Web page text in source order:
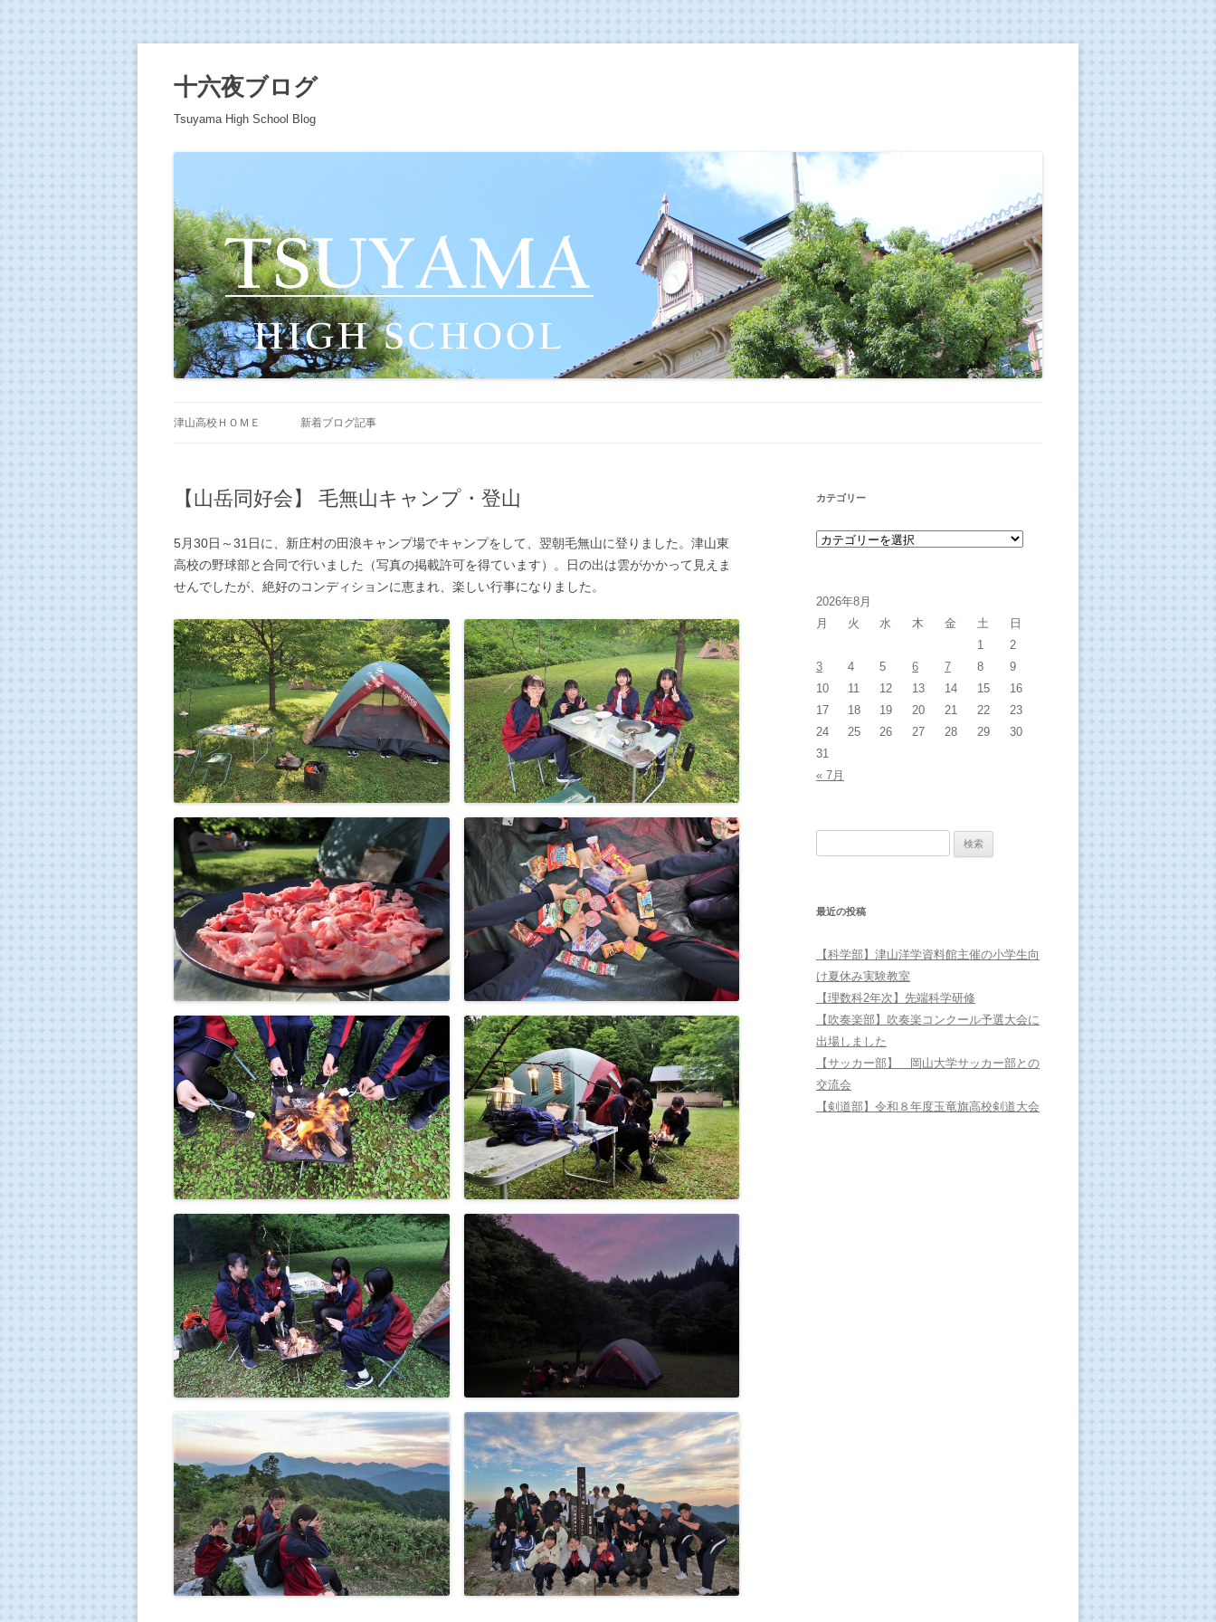
十六夜ブログ
Tsuyama High School Blog
津山高校ＨＯＭＥ 新着ブログ記事
【山岳同好会】 毛無山キャンプ・登山
5月30日～31日に、新庄村の田浪キャンプ場でキャンプをして、翌朝毛無山に登りました。津山東
高校の野球部と合同で行いました（写真の掲載許可を得ています）。日の出は雲がかかって見えま
せんでしたが、絶好のコンディションに恵まれ、楽しい行事になりました。
カテゴリー
カテゴリー
2026年8月
月
火 水 木 金 土 日
« 7月
1
2
3
4 5 6 7 8
9
10
11 12 13 14 15
16
17
18 19 20 21 22
23
24
25 26 27 28 29
30
31
最近の投稿
【科学部】津山洋学資料館主催の小学生向
け夏休み実験教室
【理数科2年次】先端科学研修
【吹奏楽部】吹奏楽コンクール予選大会に
出場しました
【サッカー部】 岡山大学サッカー部との
交流会
【剣道部】令和８年度玉竜旗高校剣道大会